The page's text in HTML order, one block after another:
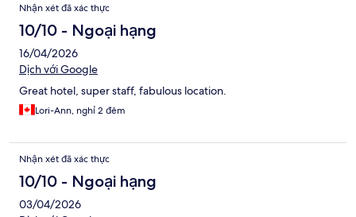
Nhận xét đã xác thực
10/10 - Ngoại hạng
16/04/2026
Dịch với Google
Great hotel, super staff, fabulous location.
Lori-Ann, nghỉ 2 đêm
Nhận xét đã xác thực
10/10 - Ngoại hạng
03/04/2026